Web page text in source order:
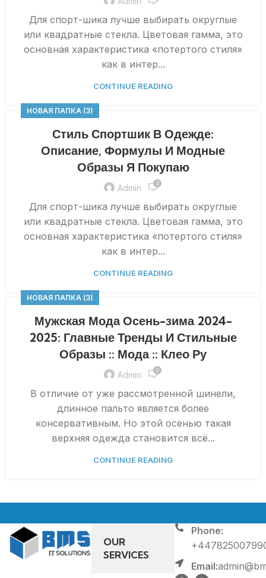
Для спорт-шика лучше выбирать округлые
или квадратные стекла. Цветовая гамма, это
основная характеристика «потертого стиля»
как в интер...
CONTINUE READING
НОВАЯ ПАПКА (3)
Стиль Спортшик В Одежде:
Описание, Формулы И Модные
Образы Я Покупаю
Admin 0
Для спорт-шика лучше выбирать округлые
или квадратные стекла. Цветовая гамма, это
основная характеристика «потертого стиля»
как в интер...
CONTINUE READING
НОВАЯ ПАПКА (3)
Мужская Мода Осень-зима 2024-
2025: Главные Тренды И Стильные
Образы :: Мода :: Клео Ру
Admin 0
В отличие от уже рассмотренной шинели,
длинное пальто является более
консервативным. Но этой осенью такая
верхняя одежда становится всё...
CONTINUE READING
OUR
SERVICES
Phone:
Email: